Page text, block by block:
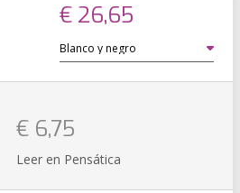
€ 26,65
€ 6,75
Leer en Pensática